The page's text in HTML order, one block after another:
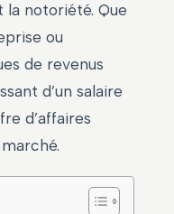
notoriété. Que
ou
de revenus
d’un salaire
d’affaires